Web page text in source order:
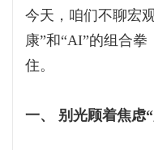
今天，咱们不聊宏
康”和“AI”的组合
住。
一、 别光顾着焦虑